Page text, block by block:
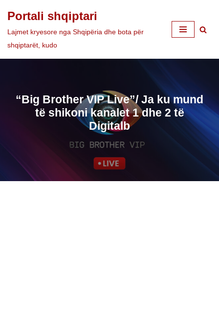
Skip
to
Portali shqiptari
Lajmet kryesore nga Shqipëria dhe bota për
shqiptarët, kudo
“Big Brother VIP Live”/ Ja ku mund
të shikoni kanalet 1 dhe 2 të
Digitalb